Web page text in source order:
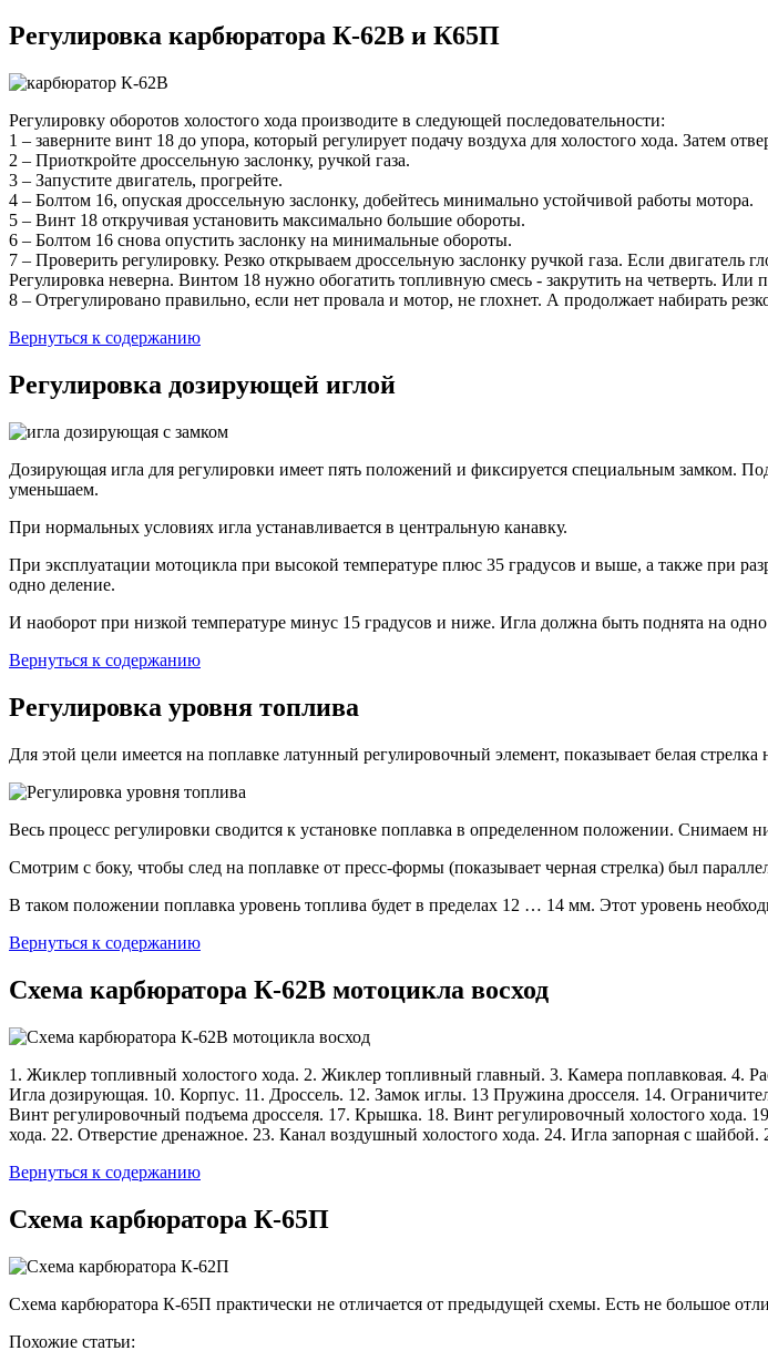
Регулировка карбюратора К-62В и К65П
Регулировку оборотов холостого хода производите в следующей последовательности:
1 – заверните винт 18 до упора, который регулирует подачу воздуха для холостого хода. Затем
2 – Приоткройте дроссельную заслонку, ручкой газа.
3 – Запустите двигатель, прогрейте.
4 – Болтом 16, опуская дроссельную заслонку, добейтесь минимально устойчивой работы мотора.
5 – Винт 18 откручивая установить максимально большие обороты.
6 – Болтом 16 снова опустить заслонку на минимальные обороты.
7 – Проверить регулировку. Резко открываем дроссельную заслонку ручкой газа. Если двигатель
Регулировка неверна. Винтом 18 нужно обогатить топливную смесь - закрутить на четверть. Или
8 – Отрегулировано правильно, если нет провала и мотор, не глохнет. А продолжает набирать
Вернуться к содержанию
Регулировка дозирующей иглой
Дозирующая игла для регулировки имеет пять положений и фиксируется специальным замком.
уменьшаем.
При нормальных условиях игла устанавливается в центральную канавку.
При эксплуатации мотоцикла при высокой температуре плюс 35 градусов и выше, а также при
одно деление.
И наоборот при низкой температуре минус 15 градусов и ниже. Игла должна быть поднята на
Вернуться к содержанию
Регулировка уровня топлива
Для этой цели имеется на поплавке латунный регулировочный элемент, показывает белая стрелка
Весь процесс регулировки сводится к установке поплавка в определенном положении.
Смотрим с боку, чтобы след на поплавке от пресс-формы (показывает черная стрелка) был
В таком положении поплавка уровень топлива будет в пределах 12 … 14 мм. Этот уровень
Вернуться к содержанию
Схема карбюратора К-62В мотоцикла восход
1. Жиклер топливный холостого хода. 2. Жиклер топливный главный. 3. Камера поплавковая. 4.
Игла дозирующая. 10. Корпус. 11. Дроссель. 12. Замок иглы. 13 Пружина дросселя. 14.
Винт регулировочный подъема дросселя. 17. Крышка. 18. Винт регулировочный холостого хода.
хода. 22. Отверстие дренажное. 23. Канал воздушный холостого хода. 24. Игла запорная с
Вернуться к содержанию
Схема карбюратора К-65П
Схема карбюратора К-65П практически не отличается от предыдущей схемы. Есть не большое
Похожие статьи: